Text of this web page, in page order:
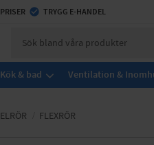
check_circle TRYGG E-HANDEL
Kök & bad Ventilation &
FLEXRÖR